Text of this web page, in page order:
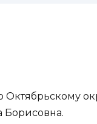
Борисовна.